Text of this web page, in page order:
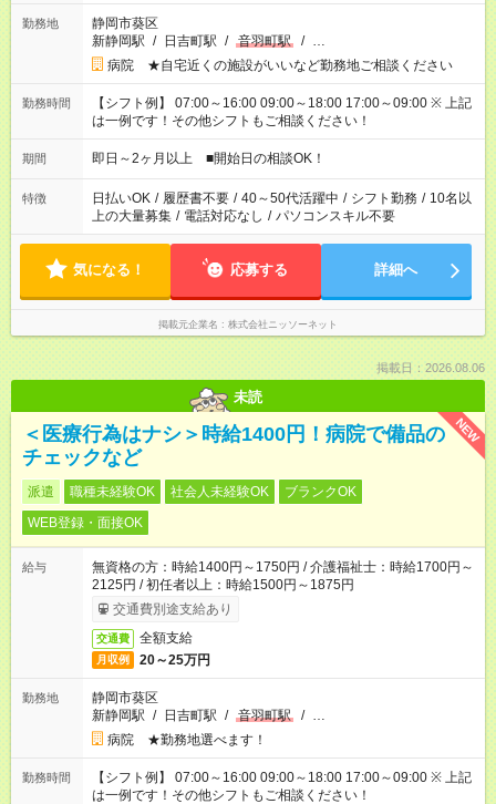
勤務地
静岡市葵区
新静岡駅 / 日吉町駅 / 音羽町駅 / …
病院 ★自宅近くの施設がいいなど勤務地ご相談ください
勤務時間
【シフト例】 07:00～16:00 09:00～18:00 17:00～09:00 ※ 上記
は一例です！その他シフトもご相談ください！
期間 即日～2ヶ月以上 ■開始日の相談OK！
特徴 日払いOK / 履歴書不要 / 40～50代活躍中 / シフト勤務 / 10名以
上の大量募集 / 電話対応なし / パソコンスキル不要
気になる！ 応募する 詳細へ
掲載元企業名 株式会社ニッソーネット
掲載日：2026.08.06
未読
NEW
＜医療行為はナシ＞時給1400円！病院で備品の
チェックなど
派遣 職種未経験OK 社会人未経験OK
ブランクOK
WEB登録・面接OK
給与
無資格の方：時給1400円～1750円 / 介護福祉士：時給1700円～
2125円 / 初任者以上：時給1500円～1875円
交通費別途支給あり
交通費 全額支給
月収例 20～25万円
勤務地
静岡市葵区
新静岡駅 / 日吉町駅 / 音羽町駅 / …
病院 ★勤務地選べます！
勤務時間
【シフト例】 07:00～16:00 09:00～18:00 17:00～09:00 ※ 上記
は一例です！その他シフトもご相談ください！